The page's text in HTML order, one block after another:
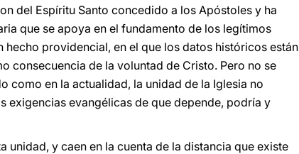
del Espíritu Santo concedido a los Apóstoles y ha
que se apoya en el fundamento de los legítimos
providencial, en el que los datos históricos están
consecuencia de la voluntad de Cristo. Pero no se
como en la actualidad, la unidad de la Iglesia no
exigencias evangélicas de que depende, podría y
unidad, y caen en la cuenta de la distancia que existe